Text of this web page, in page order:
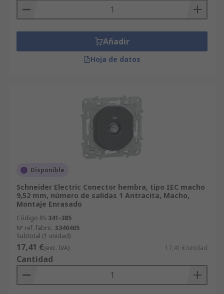
Añadir
Hoja de datos
Disponible
Schneider Electric Conector hembra, tipo IEC macho
9,52 mm, número de salidas 1 Antracita, Macho,
Montaje Enrasado
Código RS 341-385
Nº ref. fabric. S340405
Subtotal (1 unidad)
17,41 €(exc. IVA) 17,41 €/unidad
Cantidad